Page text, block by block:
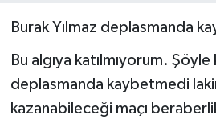
Burak Yılmaz deplasmanda
Bu algıya katılmıyorum.
deplasmanda kaybetmedi
kazanabileceği maçı
Müzik